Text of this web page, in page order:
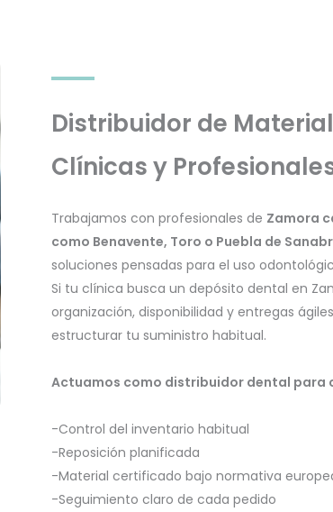
Distribuidor de
Clínicas y
Trabajamos con profesionales de Zamora
como Benavente, Toro o Puebla de
soluciones pensadas para el uso
Si tu clínica busca un depósito dental en
organización, disponibilidad y entregas
estructurar tu suministro habitual.
Actuamos como distribuidor dental para
-Control del inventario habitual
-Reposición planificada
-Material certificado bajo normativa
-Seguimiento claro de cada pedido